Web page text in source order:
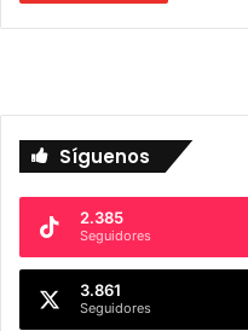
Síguenos
2.385
Seguidores
3.861
Seguidores